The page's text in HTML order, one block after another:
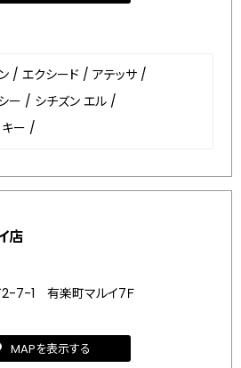
/ エクシード / アテッサ /
ー / シチズン エル /
キー /
店
7-1 有楽町マルイ7Ｆ
MAPを表示する